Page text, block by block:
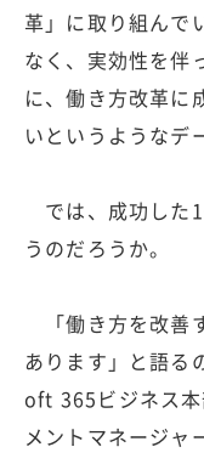
革」に取り組んで
なく、実効性を伴
に、働き方改革に
いというようなデ
では、成功した
うのだろうか。
「働き方を改善
あります」と語る
oft 365ビジネス
メントマネージャ